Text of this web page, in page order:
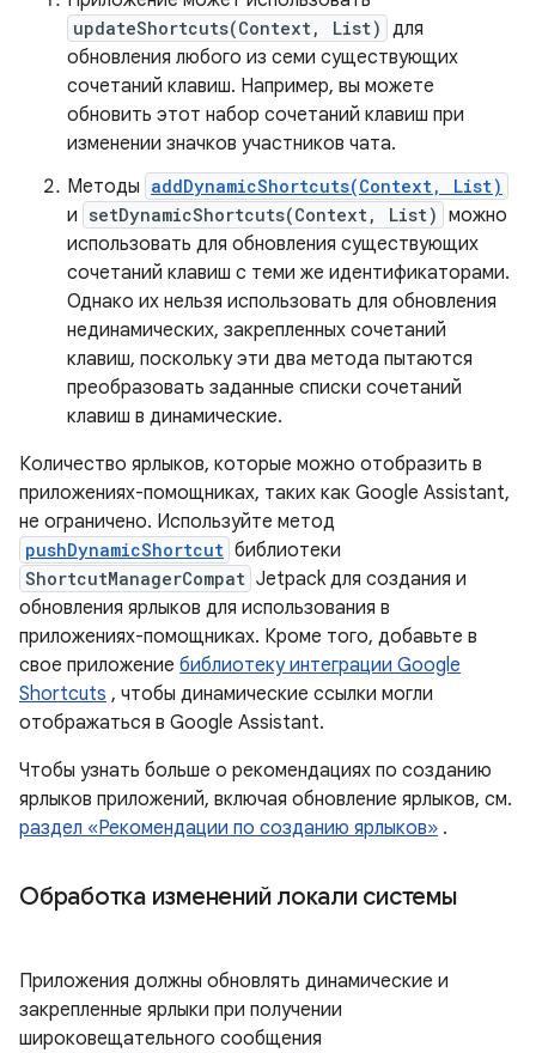
updateShortcuts(Context, List) для
обновления любого из семи существующих
сочетаний клавиш. Например, вы можете
обновить этот набор сочетаний клавиш при
изменении значков участников чата.
Методы addDynamicShortcuts(Context, List)
и setDynamicShortcuts(Context, List) можно
использовать для обновления существующих
сочетаний клавиш с теми же идентификаторами.
Однако их нельзя использовать для обновления
нединамических, закрепленных сочетаний
клавиш, поскольку эти два метода пытаются
преобразовать заданные списки сочетаний
клавиш в динамические.
Количество ярлыков, которые можно отобразить в
приложениях-помощниках, таких как Google Assistant,
не ограничено. Используйте метод
pushDynamicShortcut библиотеки
ShortcutManagerCompat Jetpack для создания и
обновления ярлыков для использования в
приложениях-помощниках. Кроме того, добавьте в
свое приложение библиотеку интеграции Google
Shortcuts , чтобы динамические ссылки могли
отображаться в Google Assistant.
Чтобы узнать больше о рекомендациях по созданию
ярлыков приложений, включая обновление ярлыков, см.
раздел «Рекомендации по созданию ярлыков» .
Обработка изменений локали системы
Приложения должны обновлять динамические и
закрепленные ярлыки при получении
широковещательного сообщения